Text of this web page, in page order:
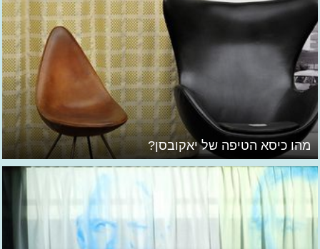
מהו כיסא הטיפה של יאקובסן?